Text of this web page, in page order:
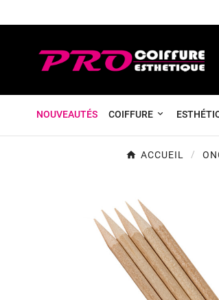
NOUVEAUTÉS COIFFURE
ACCUEIL